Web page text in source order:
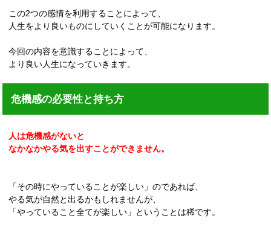
この2つの感情を利用することによって、
人生をより良いものにしていくことが可能になります。
今回の内容を意識することによって、
より良い人生になっていきます。
危機感の必要性と持ち方
人は危機感がないと
なかなかやる気を出すことができません。
「その時にやっていることが楽しい」のであれば、
やる気が自然と出るかもしれませんが、
「やっていること全てが楽しい」ということは稀です。